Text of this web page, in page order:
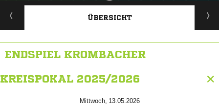
ANZEIGE
ÜBERSICHT
ENDSPIEL KROMBACHER
KREISPOKAL 2025/2026
 